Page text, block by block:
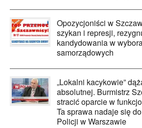
Opozycjoniści w
szykan i represji,
kandydowania w
samorządowych
„Lokalni kacykowie”
absolutnej. Burmistrz
stracić oparcie w
Ta sprawa nadaje się
Policji w Warszawie